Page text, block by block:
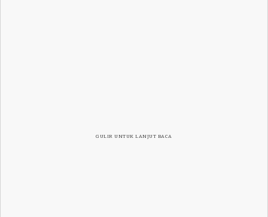
GULIR UNTUK LANJUT BACA